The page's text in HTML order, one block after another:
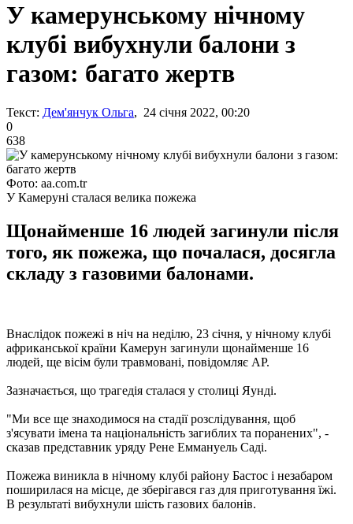
У камерунському нічному
клубі вибухнули балони з
газом: багато жертв
Текст: Дем'янчук Ольга, 24 січня 2022, 00:20
0
638
Фото: aa.com.tr
У Камеруні сталася велика пожежа
Щонайменше 16 людей загинули після
того, як пожежа, що почалася, досягла
складу з газовими балонами.
Внаслідок пожежі в ніч на неділю, 23 січня, у нічному клубі
африканської країни Камерун загинули щонайменше 16
людей, ще вісім були травмовані, повідомляє AP.
Зазначається, що трагедія сталася у столиці Яунді.
"Ми все ще знаходимося на стадії розслідування, щоб
з'ясувати імена та національність загиблих та поранених", -
сказав представник уряду Рене Еммануель Саді.
Пожежа виникла в нічному клубі району Бастос і незабаром
поширилася на місце, де зберігався газ для приготування їжі.
В результаті вибухнули шість газових балонів.